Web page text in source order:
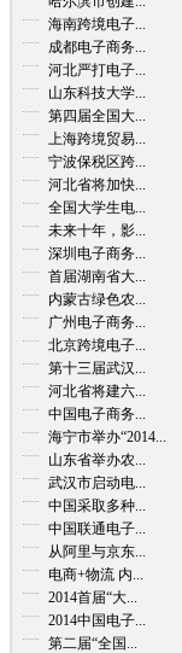
海南跨境电子...
成都电子商务...
河北严打电子...
山东科技大学...
第四届全国大...
上海跨境贸易...
宁波保税区跨...
河北省将加快...
全国大学生电...
未来十年，影...
深圳电子商务...
首届湖南省大...
内蒙古绿色农...
广州电子商务...
北京跨境电子...
第十三届武汉...
河北省将建六...
中国电子商务...
海宁市举办“2014...
山东省举办农...
武汉市启动电...
中国采取多种...
中国联通电子...
从阿里与京东...
电商+物流 内...
2014首届“大...
2014中国电子...
第二届“全国...